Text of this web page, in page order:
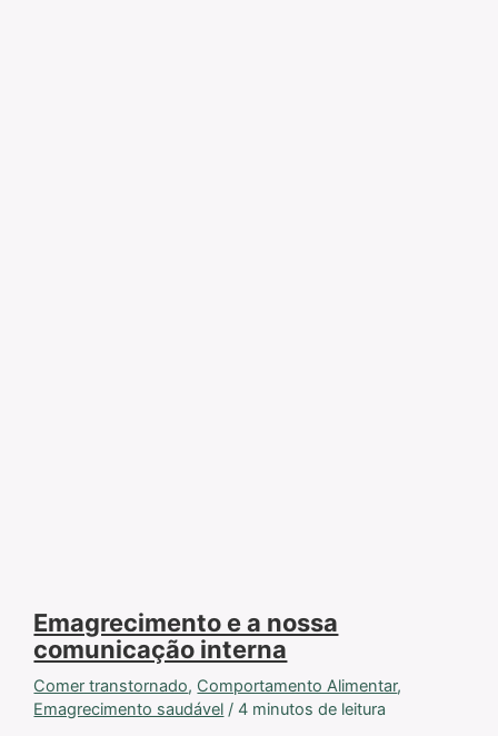
Emagrecimento e a nossa
comunicação interna
Comer transtornado, Comportamento Alimentar,
Emagrecimento saudável /4 minutos de leitura